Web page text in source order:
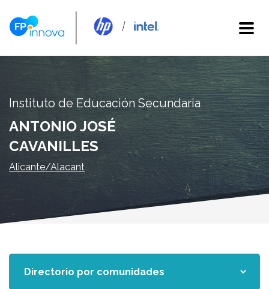
Instituto de Educación Secundaria
ANTONIO JOSÉ
CAVANILLES
Alicante/Alacant